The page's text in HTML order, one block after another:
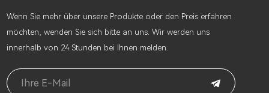
Wenn Sie mehr über unsere Produkte oder den Preis erfahren
möchten, wenden Sie sich bitte an uns. Wir werden uns
innerhalb von 24 Stunden bei Ihnen melden.